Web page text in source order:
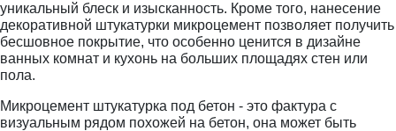
уникальный блеск и изысканность. Кроме того, нанесение
декоративной штукатурки микроцемент позволяет получить
бесшовное покрытие, что особенно ценится в дизайне
ванных комнат и кухонь на больших площадях стен или
пола.
Микроцемент штукатурка под бетон - это фактура с
визуальным рядом похожей на бетон, она может быть